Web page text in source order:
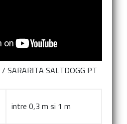
/ SARARITA SALTDOGG PT
intre 0,3 m si 1 m